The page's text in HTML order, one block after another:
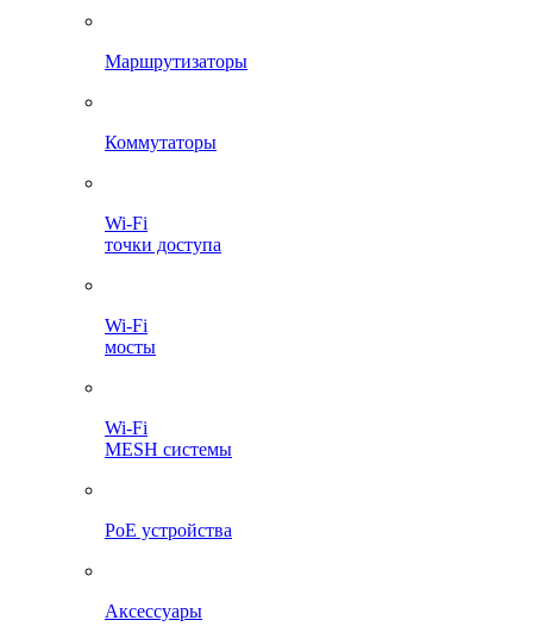
Маршрутизаторы
Коммутаторы
Wi-Fi
точки доступа
Wi-Fi
мосты
Wi-Fi
MESH системы
PoE устройства
Аксессуары